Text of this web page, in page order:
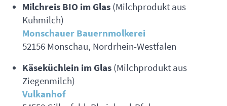
Milchreis BIO im Glas (Milchprodukt aus
Kuhmilch)
Monschauer Bauernmolkerei
52156 Monschau, Nordrhein-Westfalen
Käseküchlein im Glas (Milchprodukt aus
Ziegenmilch)
Vulkanhof